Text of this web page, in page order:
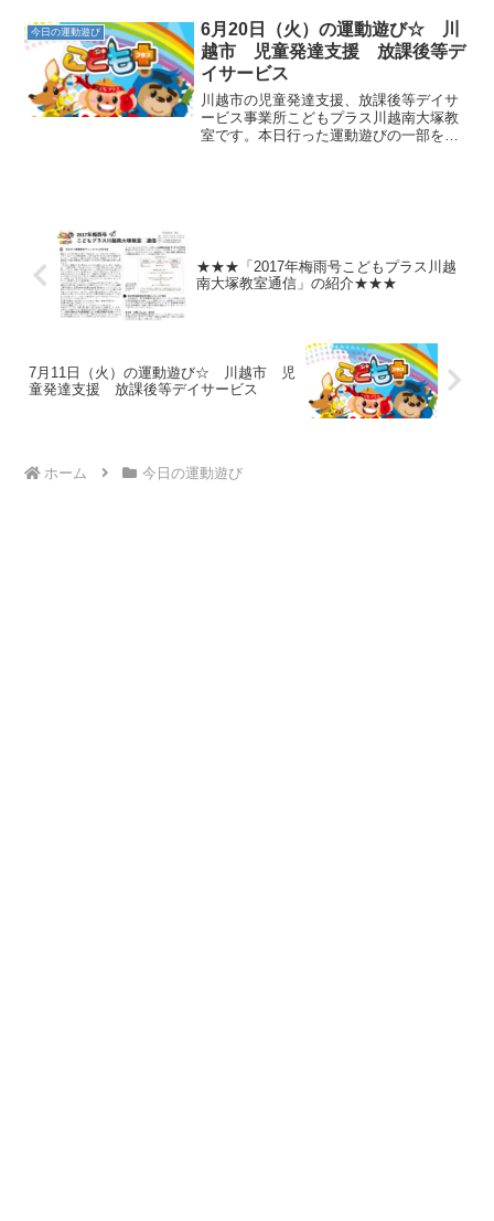
筋力を向上させます。②カメになってゴ
ロゴロ→カメになったまま...
今日の運動遊び
6月20日（火）の運動遊び☆ 川
越市 児童発達支援 放課後等デ
イサービス
川越市の児童発達支援、放課後等デイサ
ービス事業所こどもプラス川越南大塚教
室です。本日行った運動遊びの一部をご
★★★「2017年梅雨号こどもプラス川越
南大塚教室通信」の紹介★★★
7月11日（火）の運動遊び☆ 川越市 児
童発達支援 放課後等デイサービス
ホーム 今日の運動遊び